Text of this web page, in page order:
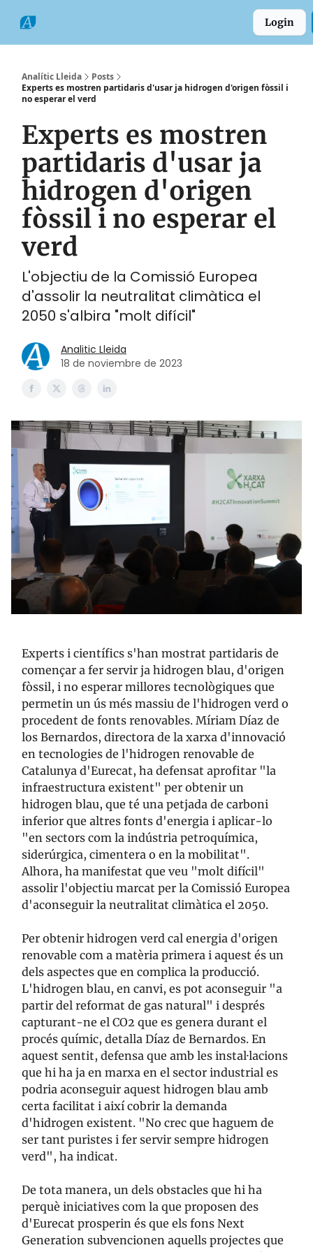
Login
Analític Lleida
Posts
Experts es mostren partidaris d'usar ja hidrogen d'origen fòssil i
no esperar el verd
Experts es mostren
partidaris d'usar ja
hidrogen d'origen
fòssil i no esperar el
verd
L'objectiu de la Comissió Europea
d'assolir la neutralitat climàtica el
2050 s'albira "molt difícil"
Analitic Lleida
18 de noviembre de 2023
Experts i científics s'han mostrat partidaris de
començar a fer servir ja hidrogen blau, d'origen
fòssil, i no esperar millores tecnològiques que
permetin un ús més massiu de l'hidrogen verd o
procedent de fonts renovables. Míriam Díaz de
los Bernardos, directora de la xarxa d'innovació
en tecnologies de l'hidrogen renovable de
Catalunya d'Eurecat, ha defensat aprofitar "la
infraestructura existent" per obtenir un
hidrogen blau, que té una petjada de carboni
inferior que altres fonts d'energia i aplicar-lo
"en sectors com la indústria petroquímica,
siderúrgica, cimentera o en la mobilitat".
Alhora, ha manifestat que veu "molt difícil"
assolir l'objectiu marcat per la Comissió Europea
d'aconseguir la neutralitat climàtica el 2050.
Per obtenir hidrogen verd cal energia d'origen
renovable com a matèria primera i aquest és un
dels aspectes que en complica la producció.
L'hidrogen blau, en canvi, es pot aconseguir "a
partir del reformat de gas natural" i després
capturant-ne el CO2 que es genera durant el
procés químic, detalla Díaz de Bernardos. En
aquest sentit, defensa que amb les instal·lacions
que hi ha ja en marxa en el sector industrial es
podria aconseguir aquest hidrogen blau amb
certa facilitat i així cobrir la demanda
d'hidrogen existent. "No crec que haguem de
ser tant puristes i fer servir sempre hidrogen
verd", ha indicat.
De tota manera, un dels obstacles que hi ha
perquè iniciatives com la que proposen des
d'Eurecat prosperin és que els fons Next
Generation subvencionen aquells projectes que